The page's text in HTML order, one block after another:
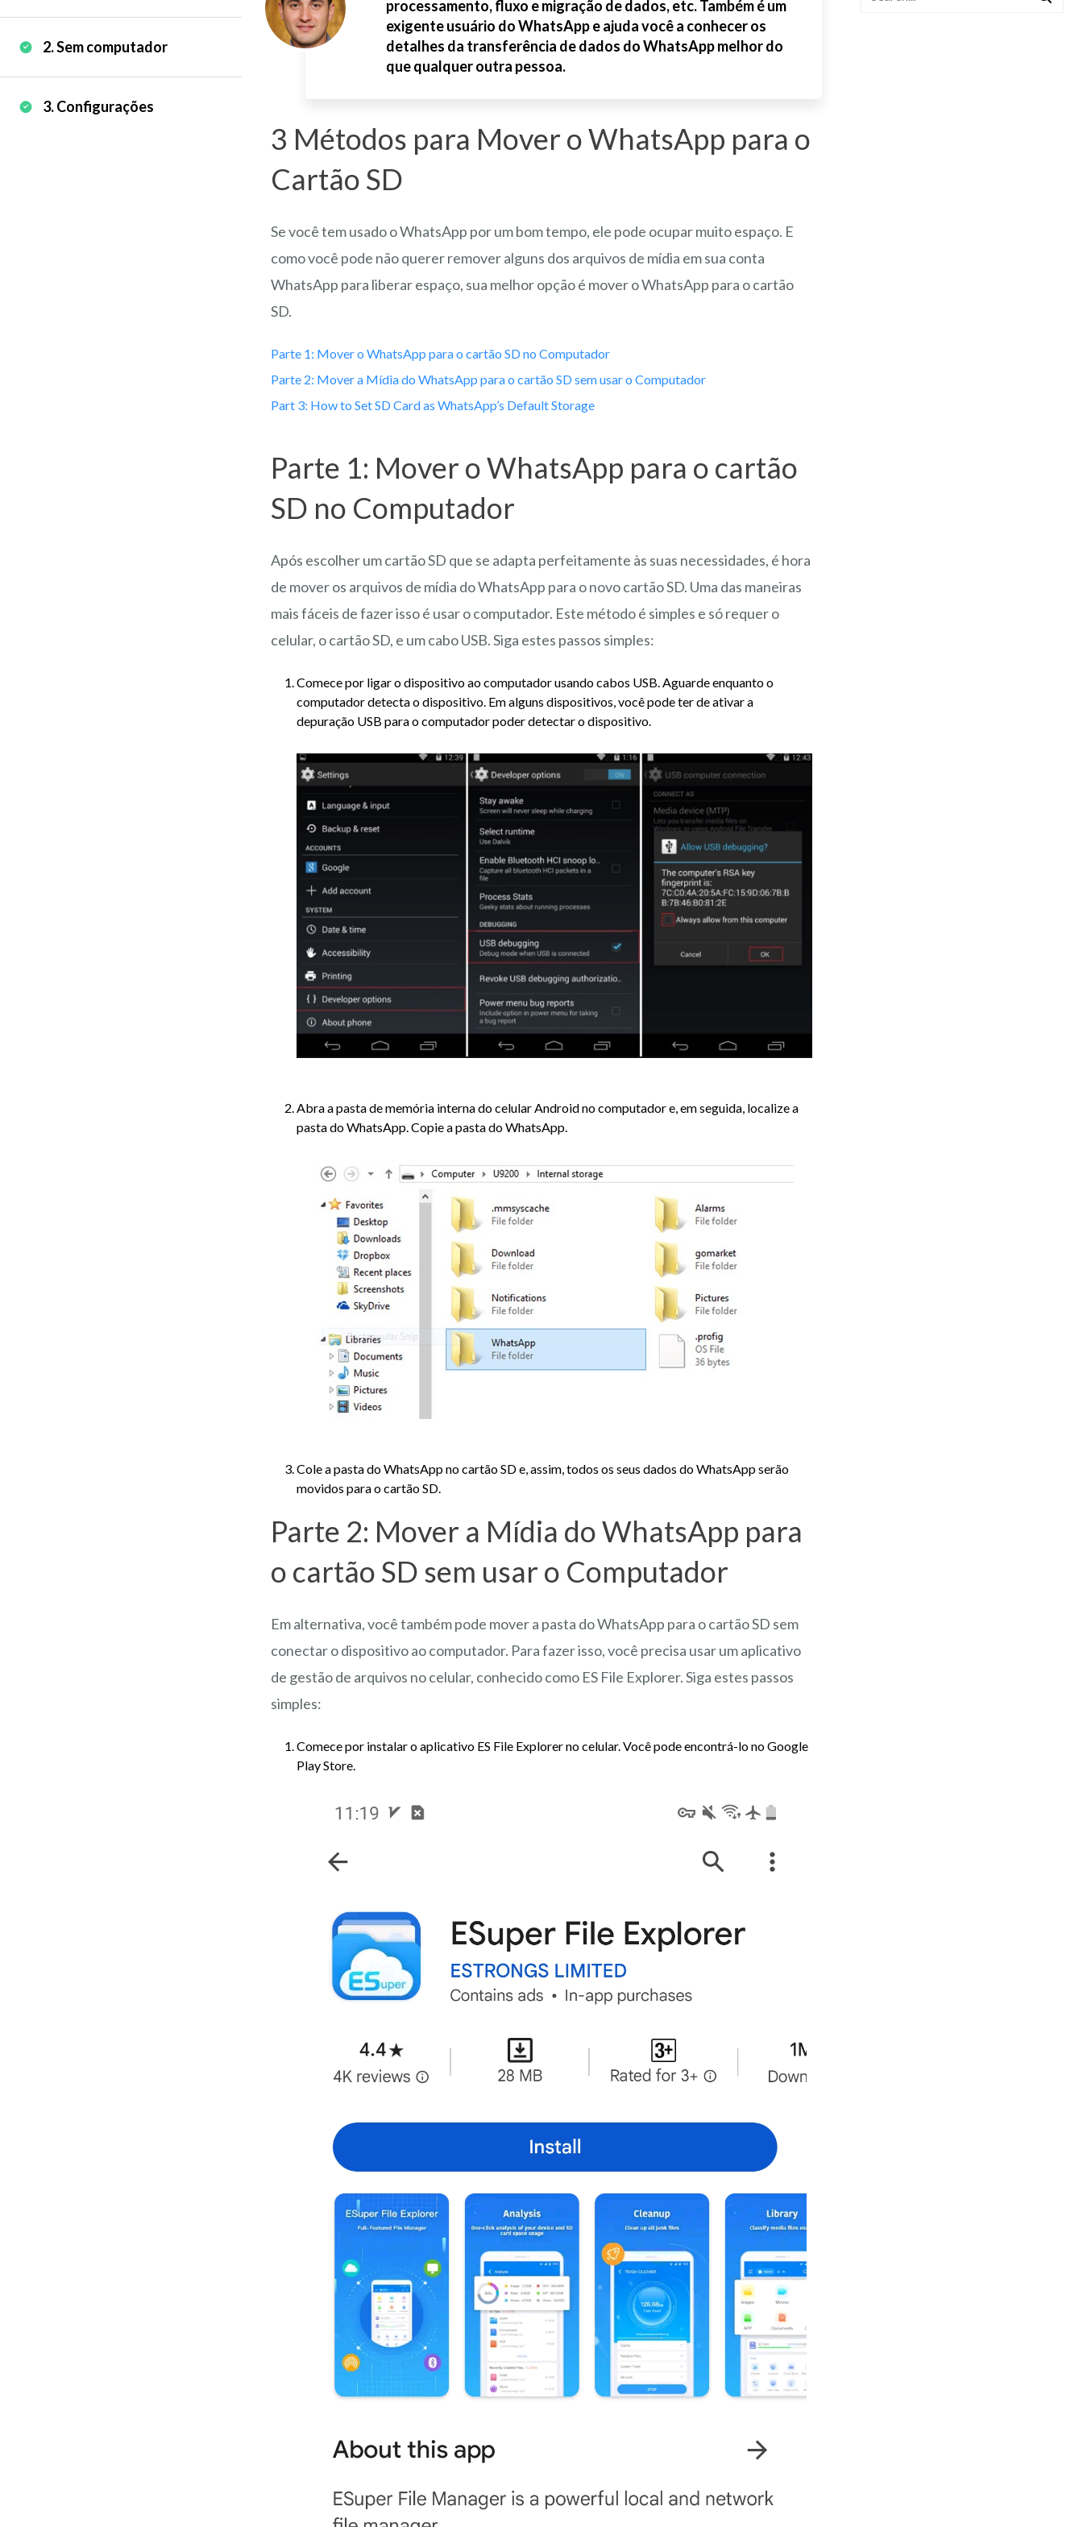
2. Sem computador
3. Configurações
processamento, fluxo e migração de dados, etc. Também é um
exigente usuário do WhatsApp e ajuda você a conhecer os
detalhes da transferência de dados do WhatsApp melhor do
que qualquer outra pessoa.
3 Métodos para Mover o WhatsApp para o
Cartão SD
Se você tem usado o WhatsApp por um bom tempo, ele pode ocupar muito espaço. E
como você pode não querer remover alguns dos arquivos de mídia em sua conta
WhatsApp para liberar espaço, sua melhor opção é mover o WhatsApp para o cartão
SD.
Parte 1: Mover o WhatsApp para o cartão SD no Computador
Parte 2: Mover a Mídia do WhatsApp para o cartão SD sem usar o Computador
Part 3: How to Set SD Card as WhatsApp’s Default Storage
Parte 1: Mover o WhatsApp para o cartão
SD no Computador
Após escolher um cartão SD que se adapta perfeitamente às suas necessidades, é hora
de mover os arquivos de mídia do WhatsApp para o novo cartão SD. Uma das maneiras
mais fáceis de fazer isso é usar o computador. Este método é simples e só requer o
celular, o cartão SD, e um cabo USB. Siga estes passos simples:
Comece por ligar o dispositivo ao computador usando cabos USB. Aguarde enquanto o
computador detecta o dispositivo. Em alguns dispositivos, você pode ter de ativar a
depuração USB para o computador poder detectar o dispositivo.
Abra a pasta de memória interna do celular Android no computador e, em seguida, localize a
pasta do WhatsApp. Copie a pasta do WhatsApp.
Cole a pasta do WhatsApp no cartão SD e, assim, todos os seus dados do WhatsApp serão
movidos para o cartão SD.
Parte 2: Mover a Mídia do WhatsApp para
o cartão SD sem usar o Computador
Em alternativa, você também pode mover a pasta do WhatsApp para o cartão SD sem
conectar o dispositivo ao computador. Para fazer isso, você precisa usar um aplicativo
de gestão de arquivos no celular, conhecido como ES File Explorer. Siga estes passos
simples:
Comece por instalar o aplicativo ES File Explorer no celular. Você pode encontrá-lo no Google
Play Store.